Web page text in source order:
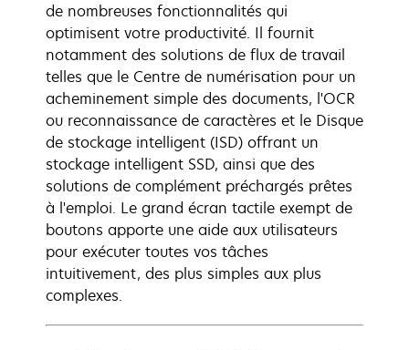
de nombreuses fonctionnalités qui
optimisent votre productivité. Il fournit
notamment des solutions de flux de travail
telles que le Centre de numérisation pour un
acheminement simple des documents, l'OCR
ou reconnaissance de caractères et le Disque
de stockage intelligent (ISD) offrant un
stockage intelligent SSD, ainsi que des
solutions de complément préchargés prêtes
à l'emploi. Le grand écran tactile exempt de
boutons apporte une aide aux utilisateurs
pour exécuter toutes vos tâches
intuitivement, des plus simples aux plus
complexes.